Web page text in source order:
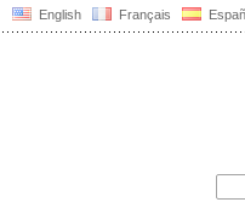
English Français